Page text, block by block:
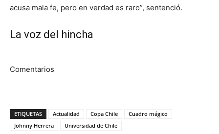
acusa mala fe, pero en verdad es raro”, sentenció.
La voz del hincha
Comentarios
ETIQUETAS Actualidad Copa Chile
Cuadro mágico
Johnny Herrera
Universidad de Chile